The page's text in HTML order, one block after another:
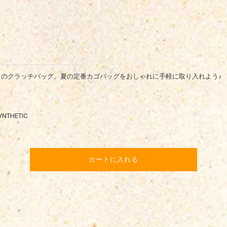
クラッチバッグ。夏の定番カゴバッグをおしゃれに手軽に取り入れよう♪
カートに入れる